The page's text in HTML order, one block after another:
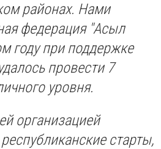
районах. Нами
федерация "Асыл
году при поддержке
провести 7
уровня.
организацией
старты,